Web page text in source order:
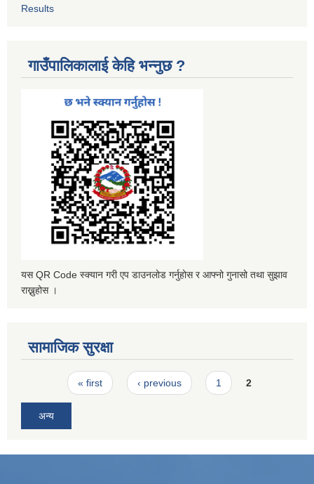
Results
गाउँपालिकालाई केहि भन्नुछ ?
यस QR Code स्क्यान गरी एप डाउनलोड गर्नुहोस र आफ्नो गुनासो तथा सुझाव
राख्नुहोस ।
सामाजिक सुरक्षा
Pages« first ‹ previous 1 2
अन्य